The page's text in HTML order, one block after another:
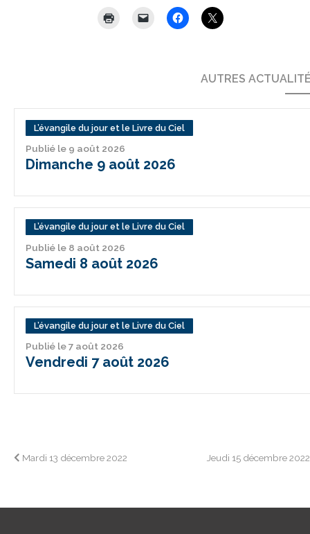
AUTRES
L’évangile du jour et le Livre du Ciel
Publié le 9 août 2026
Dimanche 9 août 2026
L’évangile du jour et le Livre du Ciel
Publié le 8 août 2026
Samedi 8 août 2026
L’évangile du jour et le Livre du Ciel
Publié le 7 août 2026
Vendredi 7 août 2026
Navigation
Mardi 13 décembre 2022 Jeudi 15 décembre